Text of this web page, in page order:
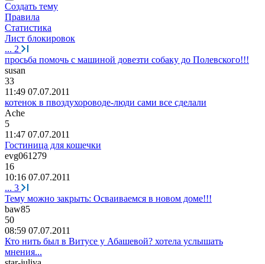
Создать тему
Правила
Статистика
Лист блокировок
... 2
просьба помочь с машиной довезти собаку до Полевского!!!
susan
33
11:49 07.07.2011
котенок в пвоздухороводе-люди сами все сделали
Ache
5
11:47 07.07.2011
Гостиница для кошечки
evg061279
16
10:16 07.07.2011
... 3
Тему можно закрыть: Осваиваемся в новом доме!!!
baw85
50
08:59 07.07.2011
Кто нить был в Витусе у Абашевой? хотела услышать
мнения...